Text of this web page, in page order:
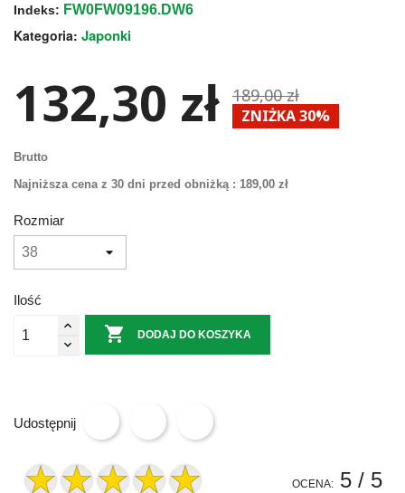
Indeks: FW0FW09196.DW6
Kategoria: Japonki
132,30 zł 189,00 zł
ZNIŻKA 30%
Brutto
Najniższa cena z 30 dni przed obniżką : 189,00 zł
Rozmiar
Ilość
 DODAJ DO KOSZYKA
Udostępnij
OCENA: 5 / 5